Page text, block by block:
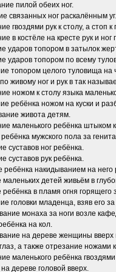
пилой обеих ног.
связанных ног раскалённым
гвоздями рук к столу, а стоп к
в костёле на кресте рук и ног
ударов топором в затылок
ударов топором по всему
топором целого туловища на
живому ног и рук в так
ножом к столу языка
ребёнка ножом на куски и
живота детям.
маленького ребёнка штыком к
мужского пола за
суставов ног ребёнка.
суставов рук ребёнка.
накидыванием на него
детей живьём в
в пламя огня горящего
головки младенца, взяв его
монаха за ноги возле
на кол.
на дереве женщины вверх
а также отрезание ножами
маленького ребёнка
дереве головой вверх.